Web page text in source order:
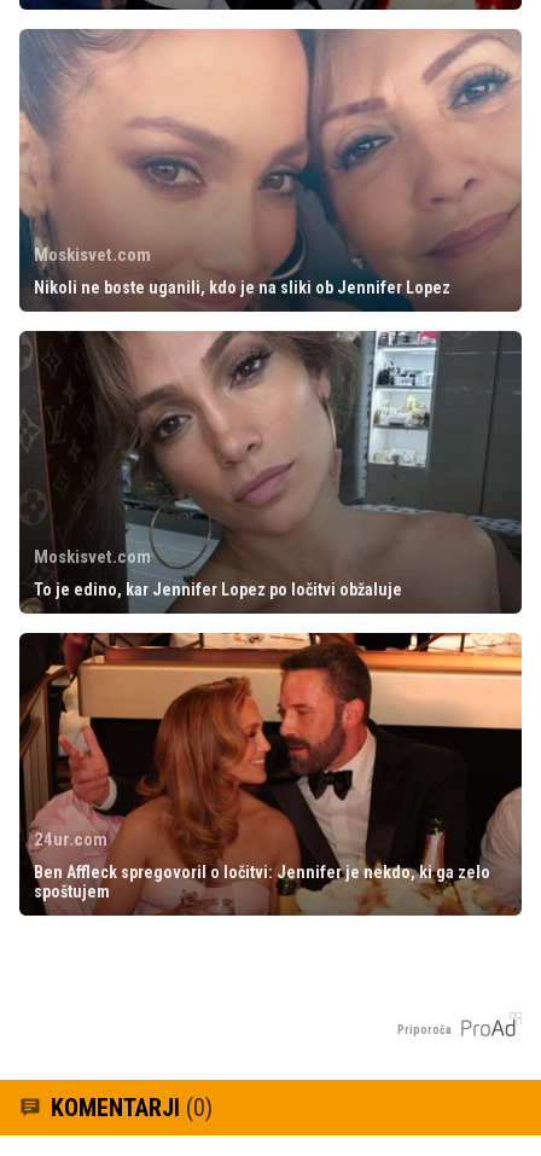
Moskisvet.com
Nikoli ne boste uganili, kdo je na sliki ob Jennifer Lopez
Moskisvet.com
To je edino, kar Jennifer Lopez po ločitvi obžaluje
24ur.com
Ben Affleck spregovoril o ločitvi: Jennifer je nekdo, ki ga zelo
spoštujem
Priporoča
KOMENTARJI (0)